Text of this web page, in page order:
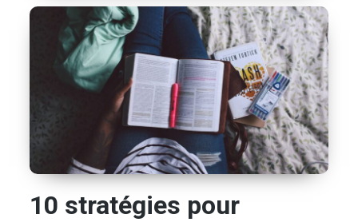
10 stratégies pour